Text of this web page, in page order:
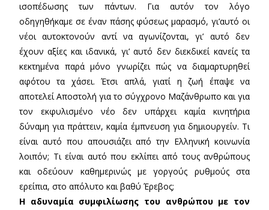
ισοπέδωσης των πάντων. Για αυτόν τον λόγο
οδηγηθήκαμε σε έναν πάσης φύσεως μαρασμό, γι’αυτό οι
νέοι αυτοκτονούν αντί να αγωνίζονται, γι’ αυτό δεν
έχουν αξίες και ιδανικά, γι’ αυτό δεν διεκδικεί κανείς τα
κεκτημένα παρά μόνο γνωρίζει πώς να διαμαρτυρηθεί
αφότου τα χάσει. Έτσι απλά, γιατί η ζωή έπαψε να
αποτελεί Αποστολή για το σύγχρονο Μαζάνθρωπο και για
τον εκφυλισμένο νέο δεν υπάρχει καμία κινητήρια
δύναμη για πράττειν, καμία έμπνευση για δημιουργείν. Τι
είναι αυτό που απουσιάζει από την Ελληνική κοινωνία
λοιπόν; Τι είναι αυτό που εκλίπει από τους ανθρώπους
και οδεύουν καθημερινώς με γοργούς ρυθμούς στα
ερείπια, στο απόλυτο και βαθύ Έρεβος;
Η αδυναμία συμφιλίωσης του ανθρώπου με τον